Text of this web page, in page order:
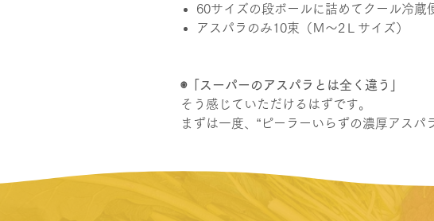
60サイズの段ボールに詰めてクール冷蔵
アスパラのみ10束（Ｍ～2Ｌサイズ）
◉「スーパーのアスパラとは全く違う」
そう感じていただけるはずです。
まずは一度、“ピーラーいらずの濃厚アスパ